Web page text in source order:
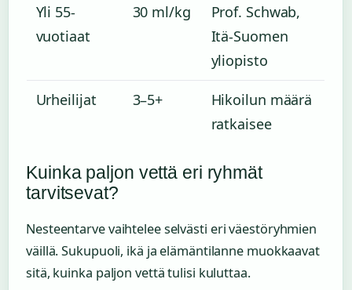
Yli 55-
vuotiaat
30 ml/kg
Prof. Schwab,
Itä-Suomen
yliopisto
Urheilijat 3–5+
Hikoilun määrä
ratkaisee
Kuinka paljon vettä eri ryhmät
tarvitsevat?
Nesteentarve vaihtelee selvästi eri väestöryhmien
väillä. Sukupuoli, ikä ja elämäntilanne muokkaavat
sitä, kuinka paljon vettä tulisi kuluttaa.